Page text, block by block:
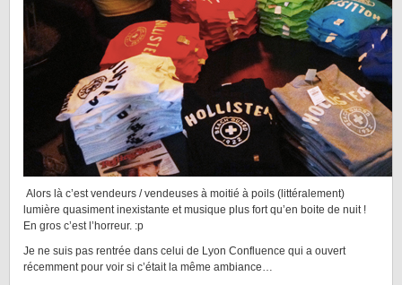
Alors là c’est vendeurs / vendeuses à moitié à poils (littéralement)
lumière quasiment inexistante et musique plus fort qu’en boite de nuit !
En gros c’est l’horreur. :p
Je ne suis pas rentrée dans celui de Lyon Confluence qui a ouvert
récemment pour voir si c’était la même ambiance…